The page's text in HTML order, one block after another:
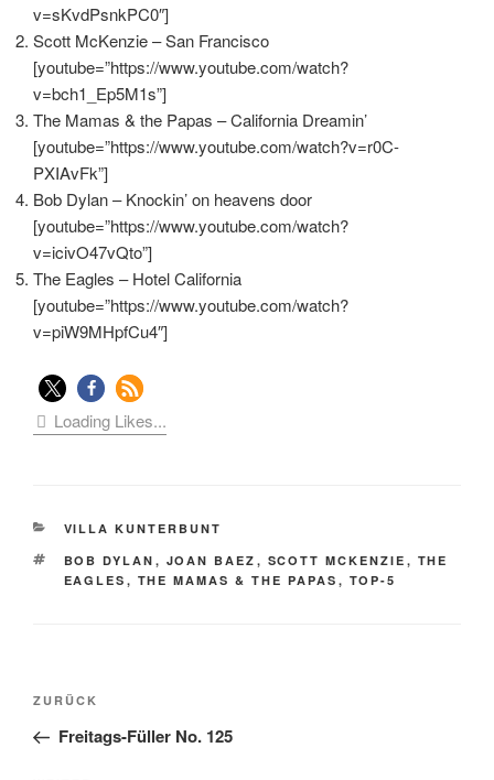
v=sKvdPsnkPC0″]
Scott McKenzie – San Francisco
[youtube=”https://www.youtube.com/watch?
v=bch1_Ep5M1s”]
The Mamas & the Papas – California Dreamin’
[youtube=”https://www.youtube.com/watch?v=r0C-
PXIAvFk”]
Bob Dylan – Knockin’ on heavens door
[youtube=”https://www.youtube.com/watch?
v=icivO47vQto”]
The Eagles – Hotel California
[youtube=”https://www.youtube.com/watch?
v=piW9MHpfCu4″]
Loading Likes...
KATEGORIEN
VILLA KUNTERBUNT
SCHLAGWÖRTER
BOB DYLAN , JOAN BAEZ , SCOTT MCKENZIE , THE
EAGLES , THE MAMAS & THE PAPAS , TOP-5
Beitragsnavigation
Vorheriger
Beitrag
ZURÜCK
Freitags-Füller No. 125